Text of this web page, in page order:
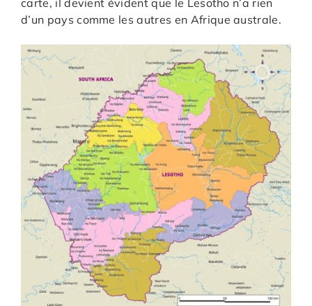
carte, il devient évident que le Lesotho n’a rien
d’un pays comme les autres en Afrique australe.